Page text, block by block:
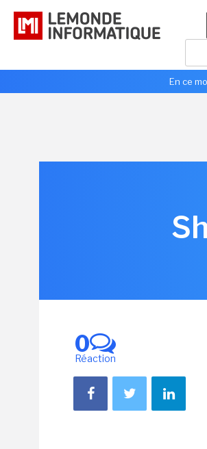
En ce
0
Réaction